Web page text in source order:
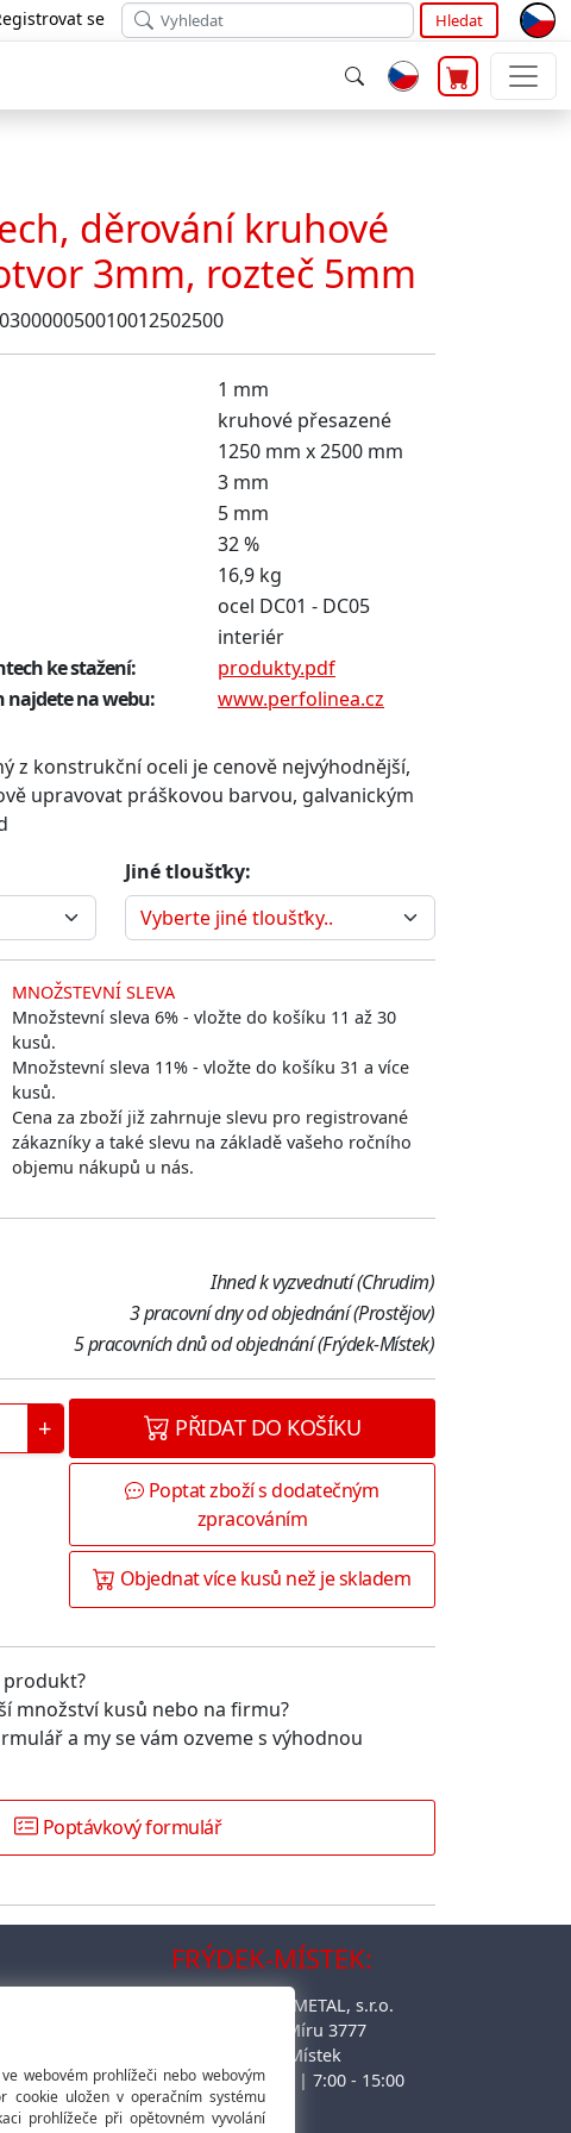
se Hledat
webovém prohlížeči nebo webovým
cookie uložen v operačním systému
prohlížeče při opětovném vyvolání
děrování kruhové
3mm, rozteč 5mm
1 mm
kruhové přesazené
1250 mm x 2500 mm
3 mm
5 mm
32 %
16,9 kg
ocel DC01 - DC05
interiér
ke stažení:
produkty.pdf
najdete na webu:
www.perfolinea.cz
z konstrukční oceli je cenově nejvýhodnější,
upravovat práškovou barvou, galvanickým
Jiné tloušťky:
MNOŽSTEVNÍ SLEVA
Množstevní sleva 6% - vložte do košíku 11 až 30
kusů.
Množstevní sleva 11% - vložte do košíku 31 a více
kusů.
Cena za zboží již zahrnuje slevu pro registrované
zákazníky a také slevu na základě vašeho ročního
objemu nákupů u nás.
Ihned k vyzvednutí (Chrudim)
3 pracovní dny od objednání (Prostějov)
5 pracovních dnů od objednání (Frýdek-Místek)
+ PŘIDAT DO KOŠÍKU
Poptat zboží s dodatečným
zpracováním
Objednat více kusů než je skladem
produkt?
množství kusů nebo na firmu?
a my se vám ozveme s výhodnou
Poptávkový formulář
FRÝDEK-MÍSTEK:
TECHNOTRON-METAL, s.r.o.
Vrátnice ulice Míru 3777
738 01 Frýdek-Místek
pondělí - pátek | 7:00 - 15:00
najdi na mapě